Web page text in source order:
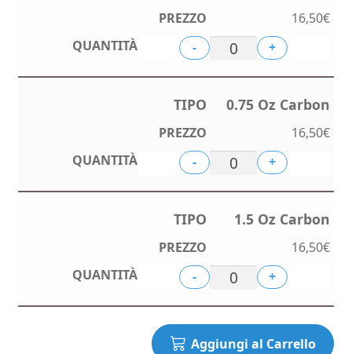
16,50€
-
+
0.75 Oz Carbon
16,50€
-
+
1.5 Oz Carbon
16,50€
-
+
Aggiungi al Carrello